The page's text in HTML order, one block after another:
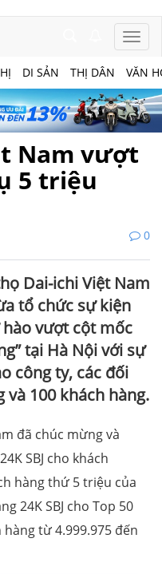
DI SẢN THỊ DÂN VĂN
Nam vượt
5 triệu
0
Dai-ichi Việt Nam
tổ chức sự kiện
hào vượt cột mốc
tại Hà Nội với sự
công ty, các đối
100 khách hàng.
đã chúc mừng và
SBJ cho khách
hàng thứ 5 triệu của
24K SBJ cho Top 50
từ 4.999.975 đến